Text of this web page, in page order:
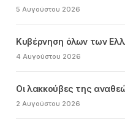
5 Αυγούστου 2026
Κυβέρνηση όλων των
4 Αυγούστου 2026
Οι λακκούβες της
2 Αυγούστου 2026